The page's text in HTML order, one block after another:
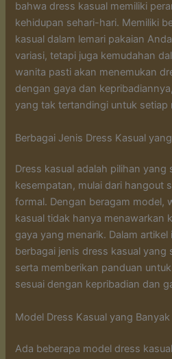
bahwa dress kasual memiliki
kehidupan sehari-hari. Memiliki
kasual dalam lemari pakaian
variasi, tetapi juga kemudahan
wanita pasti akan menemukan
dengan gaya dan
yang tak tertandingi untuk setiap
Berbagai Jenis Dress Kasual
Dress kasual adalah pilihan
kesempatan, mulai dari hangout
formal. Dengan beragam model,
kasual tidak hanya menawarkan
gaya yang menarik. Dalam
berbagai jenis dress kasual yang
serta memberikan panduan
sesuai dengan kepribadian dan
Model Dress Kasual yang
Ada beberapa model dress